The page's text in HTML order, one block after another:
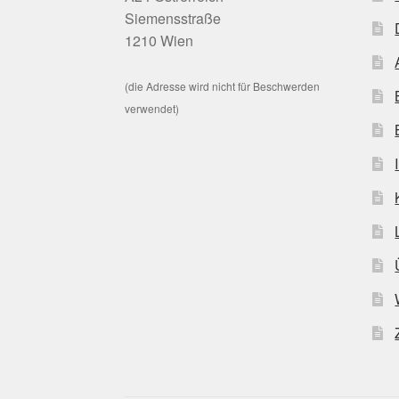
Siemensstraße
1210 Wien
(die Adresse wird nicht für Beschwerden
verwendet)